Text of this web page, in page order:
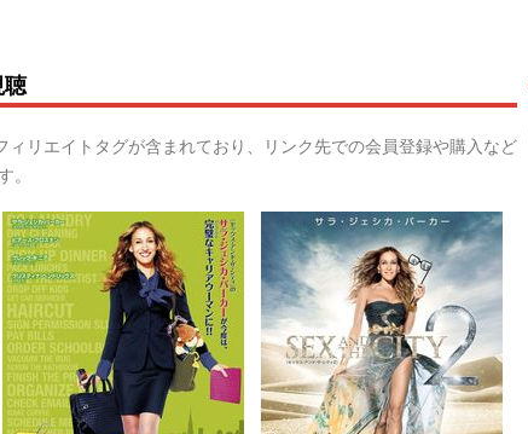
リエイトタグが含まれており、リンク先での会員登録や購入など
。